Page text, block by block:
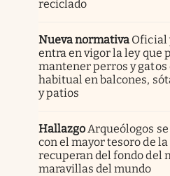
reciclado
Nueva normativa Oficial
entra en vigor la ley que
mantener perros y gatos
habitual en balcones,
y patios
HallazgoArqueólogos
con el mayor tesoro de
recuperan del fondo del
maravillas del mundo